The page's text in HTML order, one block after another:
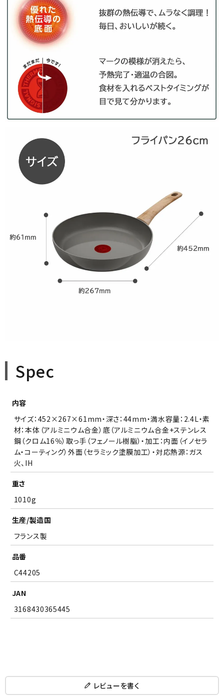
Spec
内容
サイズ：452×267×61mm・深さ：44mm・満水容量：2.4L・素
材：本体（アルミニウム合金）底（アルミニウム合金+ステンレス
鋼（クロム16％）取っ手（フェノール樹脂）・加工：内面（イノセラ
ム・コーティング）外面（セラミック塗膜加工）・対応熱源：ガス
火、IH
重さ
1010g
生産/製造国
フランス製
品番
C44205
JAN
3168430365445
レビューを書く